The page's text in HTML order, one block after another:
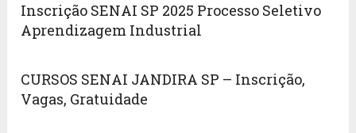
Inscrição SENAI SP 2025 Processo Seletivo
Aprendizagem Industrial
CURSOS SENAI JANDIRA SP – Inscrição,
Vagas, Gratuidade